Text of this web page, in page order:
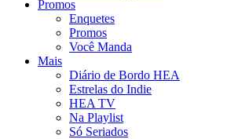
Promos
Enquetes
Promos
Você Manda
Mais
Diário de Bordo HEA
Estrelas do Indie
HEA TV
Na Playlist
Só Seriados